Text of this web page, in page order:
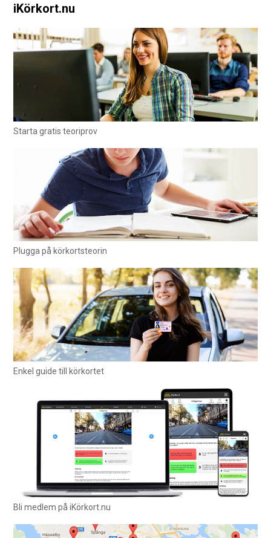
iKörkort.nu
Starta gratis teoriprov
Plugga på körkortsteorin
Enkel guide till körkortet
Bli medlem på iKörkort.nu